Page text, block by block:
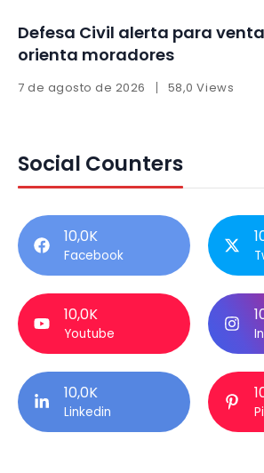
Defesa Civil alerta para
orienta moradores
7 de agosto de 2026 58,0 Views
Social Counters
10,0K
Facebook
10,0K
Youtube
10,0K
Linkedin